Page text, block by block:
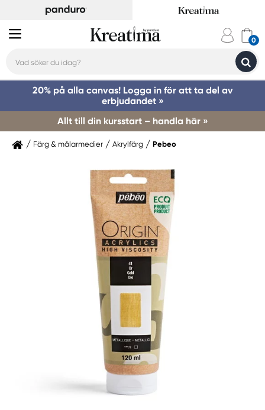
20% på alla canvas! Logga in för att ta del av
erbjudandet »
Allt till din kursstart – handla här »
Färg & målarmedier Akrylfärg Pebeo